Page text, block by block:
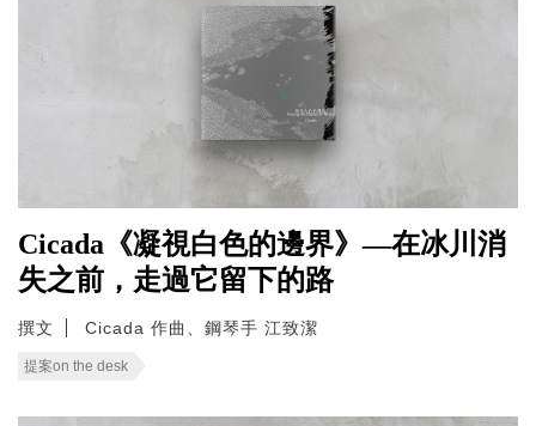
Cicada《凝視白色的邊界》—在冰川消
失之前，走過它留下的路
撰文 Cicada 作曲、鋼琴手 江致潔
提案on the desk